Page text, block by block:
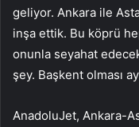
geliyor. Ankara ile
inşa ettik. Bu köprü
onunla seyahat
şey. Başkent olması
AnadoluJet, Ankara-